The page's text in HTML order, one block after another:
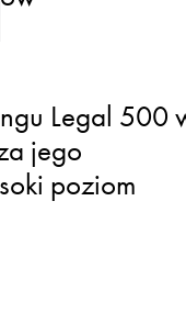
Legal 500
jego
poziom